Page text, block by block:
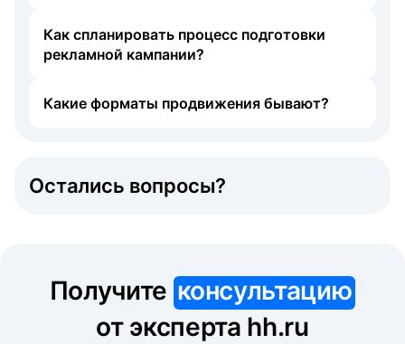
Как спланировать процесс подготовки
рекламной кампании?
Какие форматы продвижения бывают?
Остались вопросы?
Получите консультацию
от эксперта hh.ru